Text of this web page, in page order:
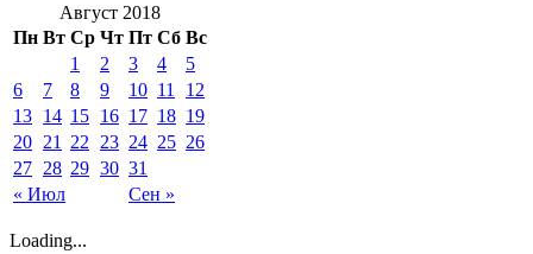
Август 2018
Пн Вт Ср Чт Пт Сб Вс
« Июл Сен »
1 2 3 4
5
6
7 8 9 10 11
12
13 14 15 16 17 18 19
20 21 22 23 24 25 26
27 28 29 30 31
Loading...